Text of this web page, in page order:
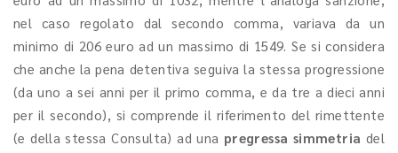
nel caso regolato dal secondo comma, variava da un
minimo di 206 euro ad un massimo di 1549. Se si considera
che anche la pena detentiva seguiva la stessa progressione
(da uno a sei anni per il primo comma, e da tre a dieci anni
per il secondo), si comprende il riferimento del rimettente
(e della stessa Consulta) ad una pregressa simmetria del